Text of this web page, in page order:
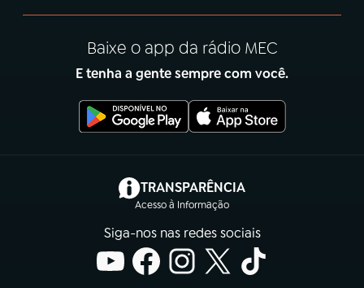
Baixe o app da rádio MEC
E tenha a gente sempre com você.
TRANSPARÊNCIA
Acesso à Informação
(abre em nova aba)
Siga-nos nas redes sociais